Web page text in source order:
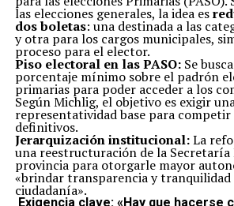
las elecciones generales, la idea es
dos boletas: una destinada a las
y otra para los cargos municipales,
proceso para el elector.
Piso electoral en las PASO:Se
porcentaje mínimo sobre el padrón
primarias para poder acceder a los
Según Michlig, el objetivo es exigir
representatividad base para
definitivos.
Jerarquización institucional:La
una reestructuración de la Secretaría
provincia para otorgarle mayor
«brindar transparencia y tranquilidad
ciudadanía».
Exigencia clave: «Hay que hacerse